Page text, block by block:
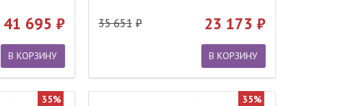
41 695
В КОРЗИНУ
35 651 23 173
В КОРЗИНУ
35% 35%